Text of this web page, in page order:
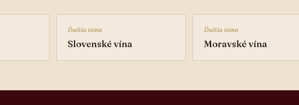
Ďalšia téma
Slovenské vína
Ďalšia téma
Moravské vína